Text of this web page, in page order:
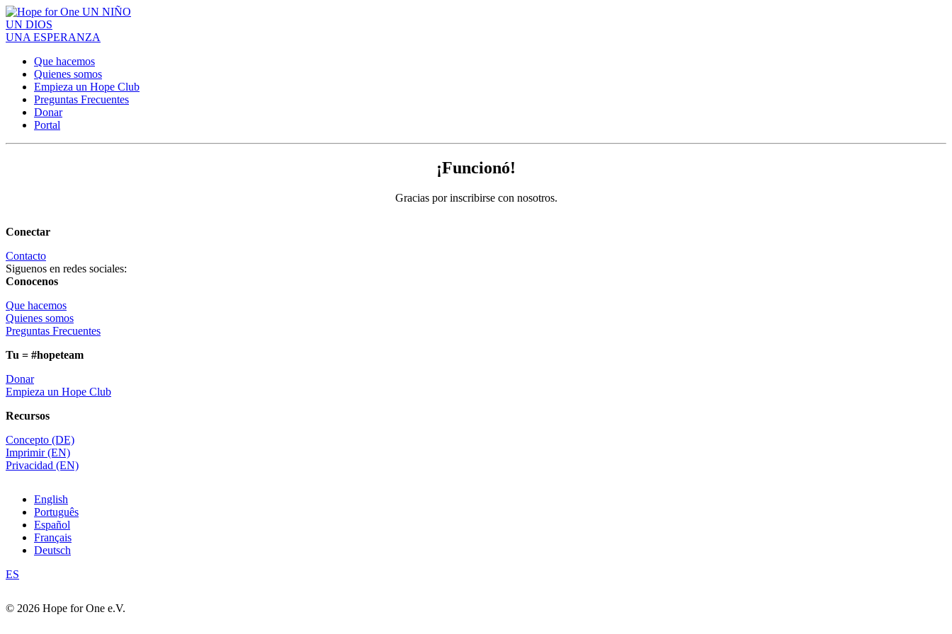
Skip
to
content
UN NIÑO
UN DIOS
UNA ESPERANZA
Que hacemos
Quienes somos
Empieza un Hope Club
Preguntas Frecuentes
Donar
Portal
¡Funcionó!
Gracias por inscribirse con nosotros.
Conectar
Contacto
Siguenos en redes sociales:
Conocenos
Que hacemos
Quienes somos
Preguntas Frecuentes
Tu = #hopeteam
Donar
Empieza un Hope Club
Recursos
Concepto (DE)
Imprimir (EN)
Privacidad (EN)
English
Português
Español
Français
Deutsch
ES
© 2026 Hope for One e.V.